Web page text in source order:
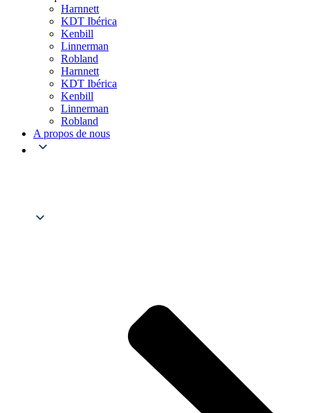
Harnnett
KDT Ibérica
Kenbill
Linnerman
Robland
Harnnett
KDT Ibérica
Kenbill
Linnerman
Robland
A propos de nous